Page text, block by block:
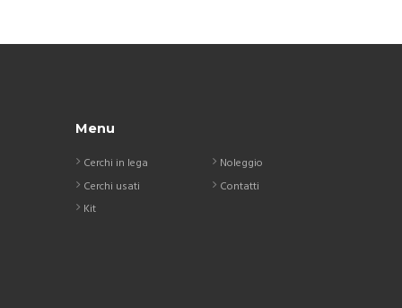
Menu
Cerchi in lega
Cerchi usati
Kit
Noleggio
Contatti